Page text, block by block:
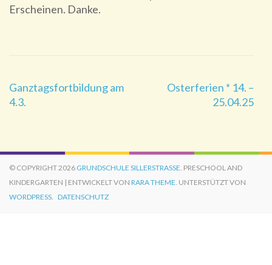
Erscheinen. Danke.
Beitragsnavigation
Ganztagsfortbildung am
4.3.
Osterferien * 14. –
25.04.25
© COPYRIGHT 2026 GRUNDSCHULE SILLERSTRASSE . PRESCHOOL AND
KINDERGARTEN | ENTWICKELT VON RARA THEME. UNTERSTÜTZT VON
WORDPRESS. DATENSCHUTZ